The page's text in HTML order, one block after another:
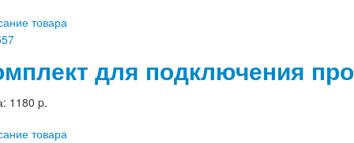
товара
для подключения
1180 p.
товара